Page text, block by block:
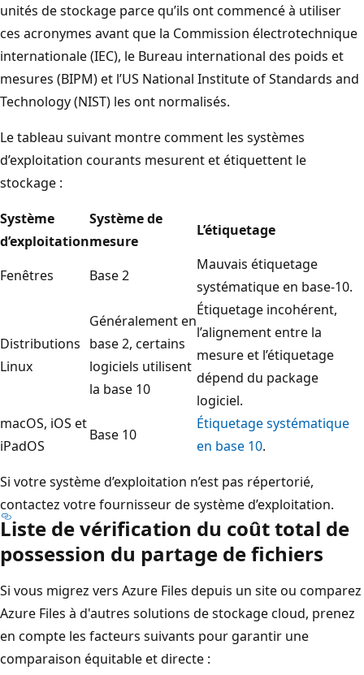
unités de stockage parce qu’ils ont commencé à utiliser
ces acronymes avant que la Commission électrotechnique
internationale (IEC), le Bureau international des poids et
mesures (BIPM) et l’US National Institute of Standards and
Technology (NIST) les ont normalisés.
Le tableau suivant montre comment les systèmes
d’exploitation courants mesurent et étiquettent le
stockage :
Système
d’exploitation
Système de
mesure
L’étiquetage
Fenêtres Base 2
Mauvais étiquetage
systématique en base-10.
Distributions
Linux
Généralement en
base 2, certains
logiciels utilisent
la base 10
Étiquetage incohérent,
l’alignement entre la
mesure et l’étiquetage
dépend du package
logiciel.
macOS, iOS et
iPadOS
Base 10
Étiquetage systématique
en base 10.
Si votre système d’exploitation n’est pas répertorié,
contactez votre fournisseur de système d’exploitation.
Liste de vérification du coût total de
possession du partage de fichiers
Si vous migrez vers Azure Files depuis un site ou comparez
Azure Files à d'autres solutions de stockage cloud, prenez
en compte les facteurs suivants pour garantir une
comparaison équitable et directe :